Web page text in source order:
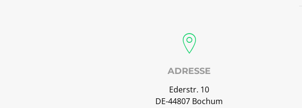
ADRESSE
Ederstr. 10
DE-44807 Bochum